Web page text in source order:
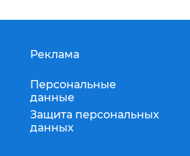
Реклама
Персональные
данные
Защита персональных
данных